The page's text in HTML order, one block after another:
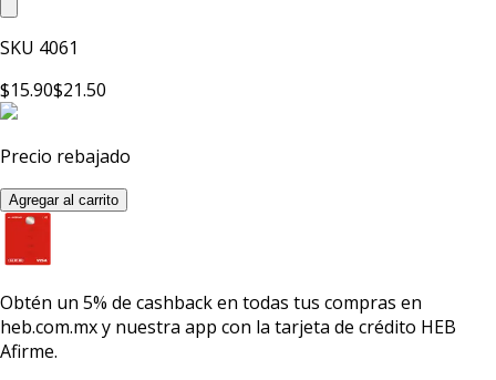
SKU 4061
$15.90$21.50
Precio rebajado
Agregar al carrito
Obtén un 5% de cashbacken todas tus compras en
heb.com.mx y nuestra app con la tarjeta de crédito HEB
Afirme.